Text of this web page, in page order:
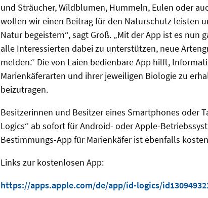
und Sträucher, Wildblumen, Hummeln, Eulen oder
wollen wir einen Beitrag für den Naturschutz leisten
Natur begeistern“, sagt Groß. „Mit der App ist es nun
alle Interessierten dabei zu unterstützen, neue
melden.“ Die von Laien bedienbare App hilft,
Marienkäferarten und ihrer jeweiligen Biologie zu
beizutragen.
Besitzerinnen und Besitzer eines Smartphones oder
Logics“ ab sofort für Android- oder Apple-
Bestimmungs-App für Marienkäfer ist ebenfalls
Links zur kostenlosen App:
https://apps.apple.com/de/app/id-logics/